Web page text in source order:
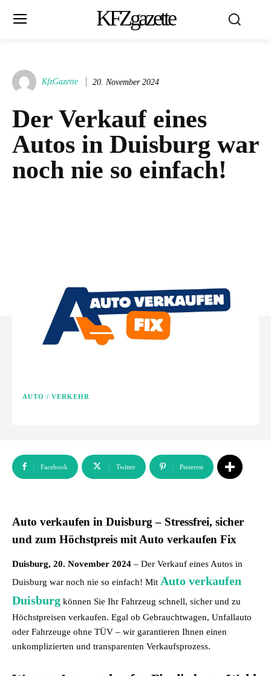
KFZgazette
KfzGazette 20. November 2024
Der Verkauf eines
Autos in Duisburg war
noch nie so einfach!
AUTO / VERKEHR
Facebook Twitter Pinterest
Auto verkaufen in Duisburg – Stressfrei, sicher
und zum Höchstpreis mit Auto verkaufen Fix
Duisburg, 20. November 2024 – Der Verkauf eines Autos in
Duisburg war noch nie so einfach! Mit Auto verkaufen
Duisburg können Sie Ihr Fahrzeug schnell, sicher und zu
Höchstpreisen verkaufen. Egal ob Gebrauchtwagen, Unfallauto
oder Fahrzeuge ohne TÜV – wir garantieren Ihnen einen
unkomplizierten und transparenten Verkaufsprozess.